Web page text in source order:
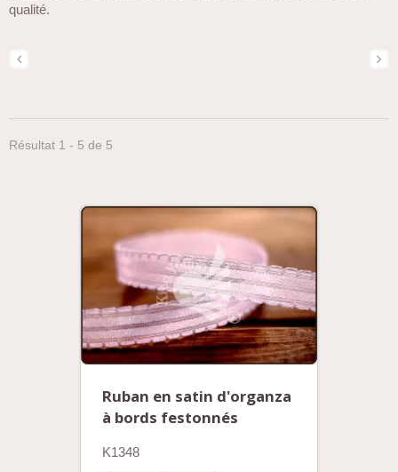
qualité.
Résultat 1 - 5 de 5
Ruban en satin d'organza
à bords festonnés
K1348